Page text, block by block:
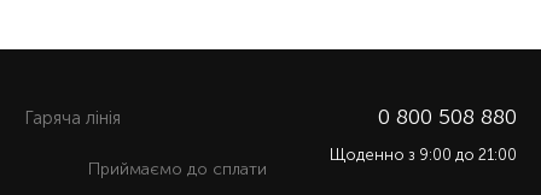
Гаряча лiнiя 0 800 508 880
Щоденно з 9:00 до 21:00
Приймаємо до сплати